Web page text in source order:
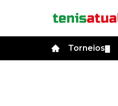
Torneios